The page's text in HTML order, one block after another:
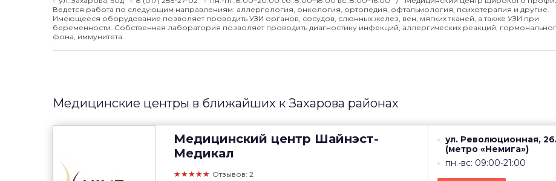
Ведется работа по следующим направлениям: аллергология, онкология, ортопедия, офтальмология, психотерапия и другие.
Имеющееся оборудование позволяет проводить УЗИ органов, сосудов, слюнных желез, вен, мягких тканей, а также УЗИ при
беременности. Собственная лаборатория позволяет проводить диагностику инфекций, аллергических реакций,
фона, иммунитета.
Медицинские центры в ближайших к Захарова районах
Медицинский центр Шайнэст-
Медикал
★★★★★ Отзывов: 2
ул. Революционная,
(метро «Немига»)
пн.-вс: 09:00-21:00